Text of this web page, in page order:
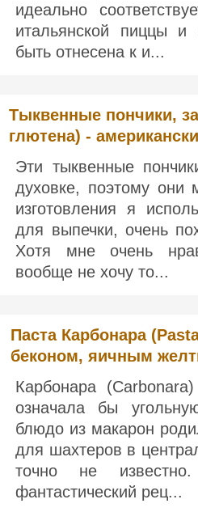
идеально
итальянской пиццы и
быть отнесена к и...
Тыквенные пончики,
глютена) -
Эти тыквенные
духовке, поэтому они
изготовления я
для выпечки, очень
Хотя мне очень
вообще не хочу то...
Паста Карбонара
беконом, яичным
Карбонара
означала бы
блюдо из макарон
для шахтеров в
точно не
фантастический рец...